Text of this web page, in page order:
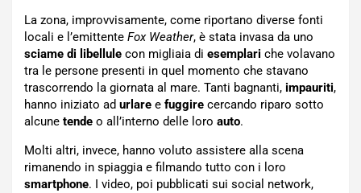
La zona, improvvisamente, come riportano diverse fonti
locali e l’emittente Fox Weather, è stata invasa da uno
sciame di libellule con migliaia di esemplari che volavano
tra le persone presenti in quel momento che stavano
trascorrendo la giornata al mare. Tanti bagnanti, impauriti,
hanno iniziato ad urlare e fuggire cercando riparo sotto
alcune tende o all’interno delle loro auto.
Molti altri, invece, hanno voluto assistere alla scena
rimanendo in spiaggia e filmando tutto con i loro
smartphone. I video, poi pubblicati sui social network,